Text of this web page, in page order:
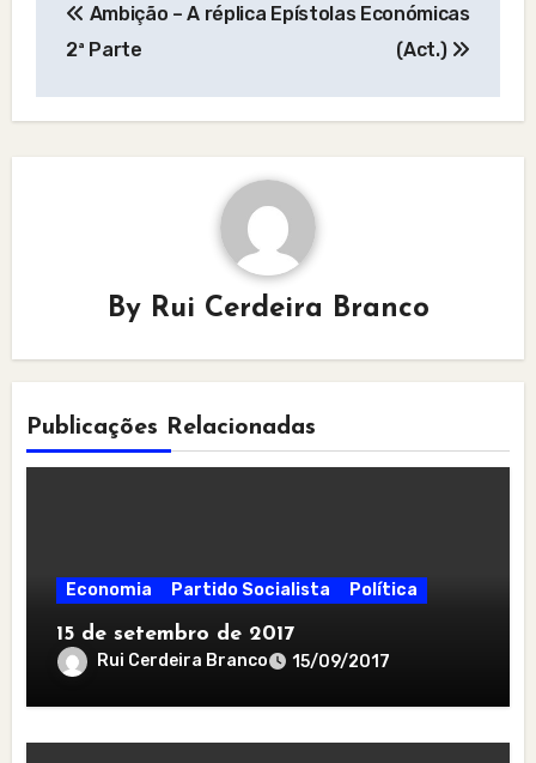
navigation
Ambição – A réplica
2ª Parte
Epístolas Económicas
(Act.)
By Rui Cerdeira Branco
Publicações Relacionadas
Economia Partido Socialista Política
15 de setembro de 2017
Rui Cerdeira Branco 15/09/2017